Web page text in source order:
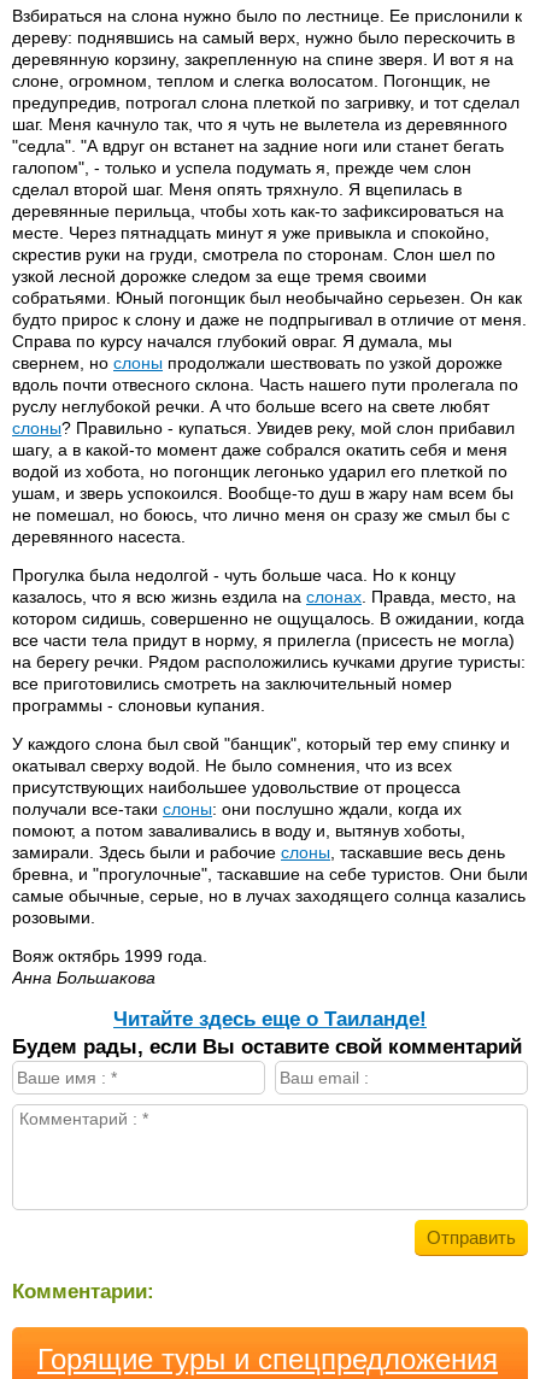
Взбираться на слона нужно было по лестнице. Ее прислонили к
дереву: поднявшись на самый верх, нужно было перескочить в
деревянную корзину, закрепленную на спине зверя. И вот я на
слоне, огромном, теплом и слегка волосатом. Погонщик, не
предупредив, потрогал слона плеткой по загривку, и тот сделал
шаг. Меня качнуло так, что я чуть не вылетела из деревянного
"седла". "А вдруг он встанет на задние ноги или станет бегать
галопом", - только и успела подумать я, прежде чем слон
сделал второй шаг. Меня опять тряхнуло. Я вцепилась в
деревянные перильца, чтобы хоть как-то зафиксироваться на
месте. Через пятнадцать минут я уже привыкла и спокойно,
скрестив руки на груди, смотрела по сторонам. Слон шел по
узкой лесной дорожке следом за еще тремя своими
собратьями. Юный погонщик был необычайно серьезен. Он как
будто прирос к слону и даже не подпрыгивал в отличие от меня.
Справа по курсу начался глубокий овраг. Я думала, мы
свернем, но слоны продолжали шествовать по узкой дорожке
вдоль почти отвесного склона. Часть нашего пути пролегала по
руслу неглубокой речки. А что больше всего на свете любят
слоны? Правильно - купаться. Увидев реку, мой слон прибавил
шагу, а в какой-то момент даже собрался окатить себя и меня
водой из хобота, но погонщик легонько ударил его плеткой по
ушам, и зверь успокоился. Вообще-то душ в жару нам всем бы
не помешал, но боюсь, что лично меня он сразу же смыл бы с
деревянного насеста.
Прогулка была недолгой - чуть больше часа. Но к концу
казалось, что я всю жизнь ездила на слонах . Правда, место, на
котором сидишь, совершенно не ощущалось. В ожидании, когда
все части тела придут в норму, я прилегла (присесть не могла)
на берегу речки. Рядом расположились кучками другие туристы:
все приготовились смотреть на заключительный номер
программы - слоновьи купания.
У каждого слона был свой "банщик", который тер ему спинку и
окатывал сверху водой. Не было сомнения, что из всех
присутствующих наибольшее удовольствие от процесса
получали все-таки слоны: они послушно ждали, когда их
помоют, а потом заваливались в воду и, вытянув хоботы,
замирали. Здесь были и рабочие слоны , таскавшие весь день
бревна, и "прогулочные", таскавшие на себе туристов. Они были
самые обычные, серые, но в лучах заходящего солнца казались
розовыми.
Вояж октябрь 1999 года.
Анна Большакова
Читайте здесь еще о Таиланде!
Будем рады, если Вы оставите свой комментарий
Комментарии:
Горящие туры и спецпредложения